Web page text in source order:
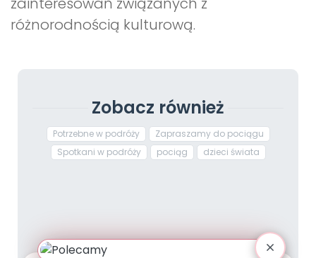
różnorodnością kulturową.
Zobacz również
Potrzebne w podróży
Zapraszamy do pociągu
Spotkani w podróży
pociąg dzieci świata